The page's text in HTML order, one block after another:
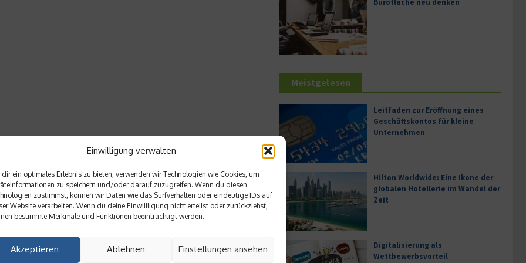
Einwilligung verwalten
dir ein optimales Erlebnis zu bieten, verwenden wir Technologien wie Cookies, um
zu speichern und/oder darauf zuzugreifen. Wenn du diesen
zustimmst, können wir Daten wie das Surfverhalten oder eindeutige IDs auf
Website verarbeiten. Wenn du deine Einwillligung nicht erteilst oder zurückziehst,
bestimmte Merkmale und Funktionen beeinträchtigt werden.
Akzeptieren Ablehnen Einstellungen ansehen
Bürofläche neu denken
Meistgelesen
Leitfaden zur Eröffnung eines
Geschäftskontos für kleine
Unternehmen
Hilton Worldwide: Eine Ikone der
globalen Hotellerie im Wandel der
Zeit
Digitalisierung als
Wettbewerbsvorteil